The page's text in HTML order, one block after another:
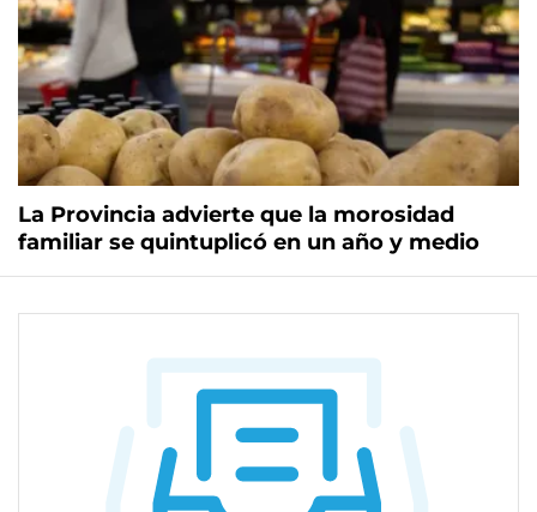
La Provincia advierte que la morosidad
familiar se quintuplicó en un año y medio